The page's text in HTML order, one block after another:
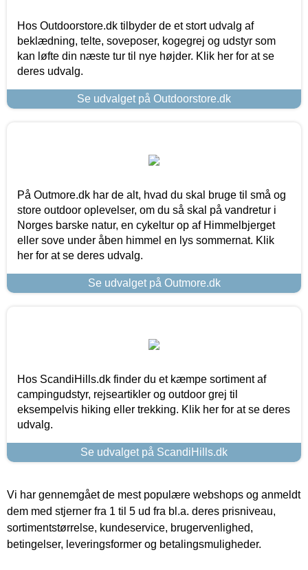
Hos Outdoorstore.dk tilbyder de et stort udvalg af
beklædning, telte, soveposer, kogegrej og udstyr som
kan løfte din næste tur til nye højder. Klik her for at se
deres udvalg.
Se udvalget på Outdoorstore.dk
På Outmore.dk har de alt, hvad du skal bruge til små og
store outdoor oplevelser, om du så skal på vandretur i
Norges barske natur, en cykeltur op af Himmelbjerget
eller sove under åben himmel en lys sommernat. Klik
her for at se deres udvalg.
Se udvalget på Outmore.dk
Hos ScandiHills.dk finder du et kæmpe sortiment af
campingudstyr, rejseartikler og outdoor grej til
eksempelvis hiking eller trekking. Klik her for at se deres
udvalg.
Se udvalget på ScandiHills.dk
Vi har gennemgået de mest populære webshops og anmeldt
dem med stjerner fra 1 til 5 ud fra bl.a. deres prisniveau,
sortimentstørrelse, kundeservice, brugervenlighed,
betingelser, leveringsformer og betalingsmuligheder.